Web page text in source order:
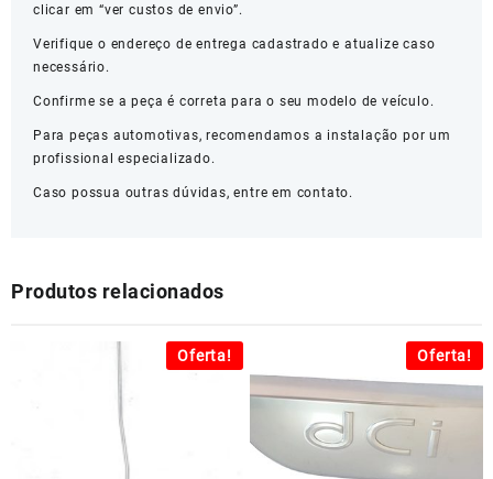
clicar em “ver custos de envio”.
Verifique o endereço de entrega cadastrado e atualize caso
necessário.
Confirme se a peça é correta para o seu modelo de veículo.
Para peças automotivas, recomendamos a instalação por um
profissional especializado.
Caso possua outras dúvidas, entre em contato.
Produtos relacionados
Oferta! Oferta!